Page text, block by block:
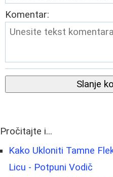
Komentar:
Slanje
Pročitajte i...
Kako Ukloniti Tamne
Licu - Potpuni Vodič